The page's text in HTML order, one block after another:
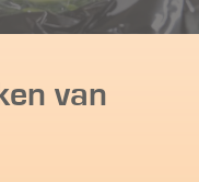
van